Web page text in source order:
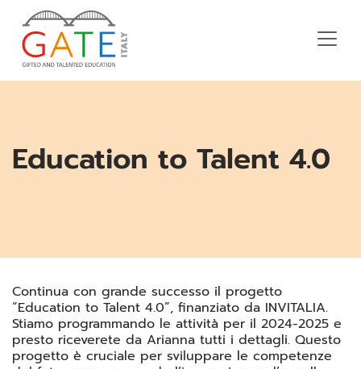
Education to Talent 4.0
Continua con grande successo il progetto
“Education to Talent 4.0”, finanziato da INVITALIA.
Stiamo programmando le attività per il 2024-2025 e
presto riceverete da Arianna tutti i dettagli. Questo
progetto è cruciale per sviluppare le competenze